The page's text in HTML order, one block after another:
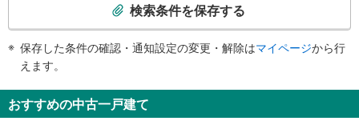
・１番線ホーム⇔南口改札
・北口改札⇔北口
その他
・点字案内（券売機・手すり等）
知
を
検索条件を保存する
保存した条件の確認・通知設定の変更・解除はマイページから行
えます。
おすすめの中古一戸建て